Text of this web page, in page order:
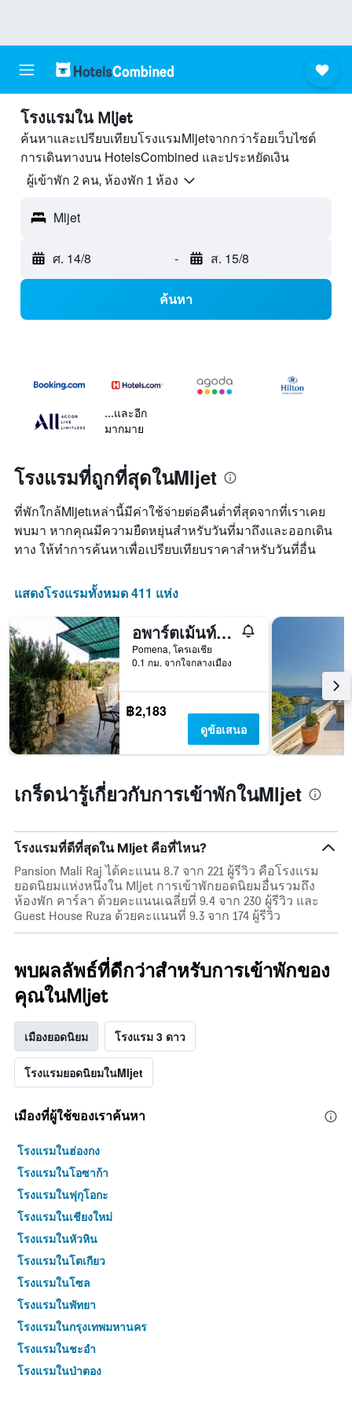
โรงแรมใน Mljet
ค้นหาและเปรียบเทียบโรงแรมMljetจากกว่าร้อยเว็บไซต์
การเดินทางบน HotelsCombined และประหยัดเงิน
ผู้เข้าพัก 2 คน, ห้องพัก 1 ห้อง
Mljet
ศ. 14/8 - ส. 15/8
ค้นหา
...และอีก
มากมาย
โรงแรมที่ถูกที่สุดในMljet
ที่พักใกล้Mljetเหล่านี้มีค่าใช้จ่ายต่อคืนต่ำที่สุดจากที่เราเคย
พบมา หากคุณมีความยืดหยุ่นสำหรับวันที่มาถึงและออกเดิน
ทาง ให้ทำการค้นหาเพื่อเปรียบเทียบราคาสำหรับวันที่อื่น
แสดงโรงแรมทั้งหมด 411 แห่ง
อพาร์ตเม้นท์ ลอเรนา มลเจ็ต
Pomena, โครเอเชีย
0.1 กม. จากใจกลางเมือง
฿2,183
ดูข้อเสนอ
เกร็ดน่ารู้เกี่ยวกับการเข้าพักในMljet
โรงแรมที่ดีที่สุดใน Mljet คือที่ไหน?
Pansion Mali Raj ได้คะแนน 8.7 จาก 221 ผู้รีวิว คือโรงแรม
ยอดนิยมแห่งหนึ่งใน Mljet การเข้าพักยอดนิยมอื่นรวมถึง
ห้องพัก คาร์ลา ด้วยคะแนนเฉลี่ยที่ 9.4 จาก 230 ผู้รีวิว และ
Guest House Ruza ด้วยคะแนนที่ 9.3 จาก 174 ผู้รีวิว
พบผลลัพธ์ที่ดีกว่าสำหรับการเข้าพักของ
คุณในMljet
เมืองยอดนิยม โรงแรม 3 ดาว
โรงแรมยอดนิยมในMljet
เมืองที่ผู้ใช้ของเราค้นหา
โรงแรมในฮ่องกง
โรงแรมในโอซาก้า
โรงแรมในฟุกุโอกะ
โรงแรมในเชียงใหม่
โรงแรมในหัวหิน
โรงแรมในโตเกียว
โรงแรมในโซล
โรงแรมในพัทยา
โรงแรมในกรุงเทพมหานคร
โรงแรมในชะอำ
โรงแรมในป่าตอง